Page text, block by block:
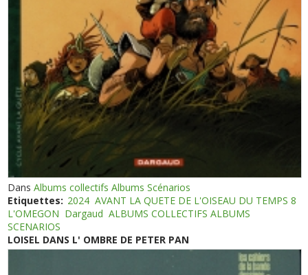
DansAlbums collectifs Albums Scénarios
Etiquettes: 2024 AVANT LA QUETE DE L'OISEAU DU TEMPS 8
L'OMEGON Dargaud ALBUMS COLLECTIFS ALBUMS
SCENARIOS
LOISEL DANS L' OMBRE DE PETER PAN